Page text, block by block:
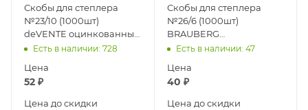
Скобы для степлера
№23/10 (1000шт)
deVENTE оцинкованные
4141302
Есть в наличии: 728
Цена
52 ₽
Цена до скидки
Скобы для степлера
№26/6 (1000шт)
BRAUBERG
оцинкованные 225973
Есть в наличии: 47
Цена
40 ₽
Цена до скидки